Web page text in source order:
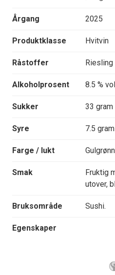
Årgang 2025
Produktklasse Hvitvin
Råstoffer Riesling
Alkoholprosent 8.5 %
Sukker 33
Syre 7.5
Farge / lukt
Smak
Fruktig
utover,
Bruksområde Sushi.
Egenskaper